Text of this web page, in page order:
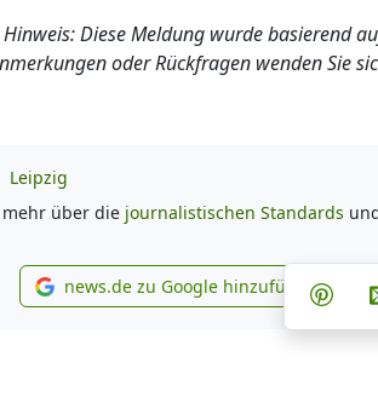
Diese Meldung wurde basierend
oder Rückfragen wenden Sie
Leipzig
über die journalistischen Standards
news.de zu Google
news.de zu Google hinzufügen